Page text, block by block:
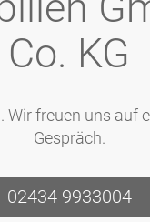
Co. KG
Wir freuen uns auf
Gespräch.
02434 9933004